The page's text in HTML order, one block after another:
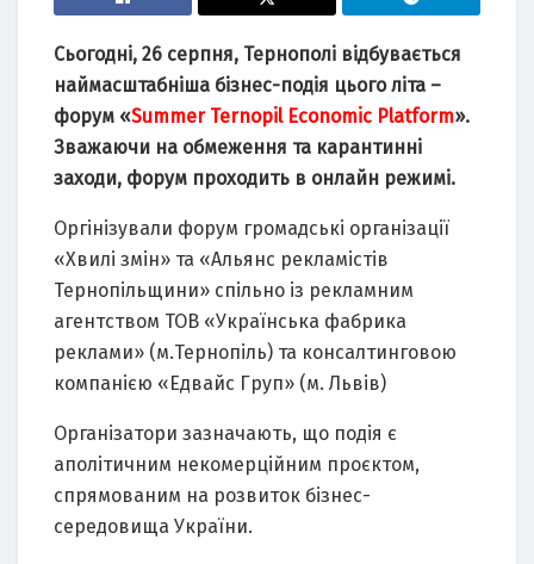
Сьогодні, 26 серпня, Тернополі відбувається
наймасштабніша бізнес-подія цього літа –
форум «Summer Ternopil Economic Platform».
Зважаючи на обмеження та карантинні
заходи, форум проходить в онлайн режимі.
Оргінізували форум громадські організації
«Хвилі змін» та «Альянс рекламістів
Тернопільщини» спільно із рекламним
агентством ТОВ «Українська фабрика
реклами» (м.Тернопіль) та консалтинговою
компанією «Едвайс Груп» (м. Львів)
Організатори зазначають, що подія є
аполітичним некомерційним проєктом,
спрямованим на розвиток бізнес-
середовища України.